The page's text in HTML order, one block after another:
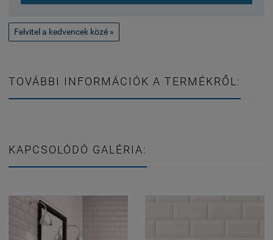
Felvitel a kedvencek közé »
TOVÁBBI INFORMÁCIÓK A TERMÉKRŐL:
KAPCSOLÓDÓ GALÉRIA: